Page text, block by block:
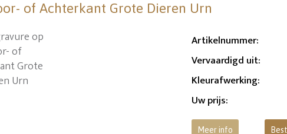
of Achterkant Grote Dieren Urn
Artikelnummer:
Vervaardigd uit:
Kleurafwerking:
Uw prijs:
Meer info